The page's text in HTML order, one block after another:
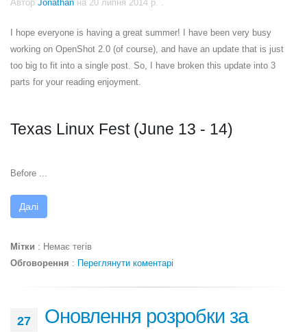
Автор Jonathan на 20 липня 2014 р. .
I hope everyone is having a great summer! I have been very busy
working on OpenShot 2.0 (of course), and have an update that is just
too big to fit into a single post. So, I have broken this update into 3
parts for your reading enjoyment.
Texas Linux Fest (June 13 - 14)
Before ...
Далі
Мітки : Немає тегів
Обговорення : Переглянути коментарі
27
Оновлення розробки за